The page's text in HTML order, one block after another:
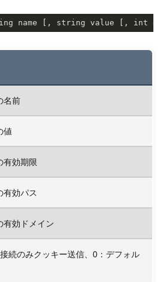
名前
値
有効期限
有効パス
有効ドメイン
続のみクッキー送信、0：デフォル